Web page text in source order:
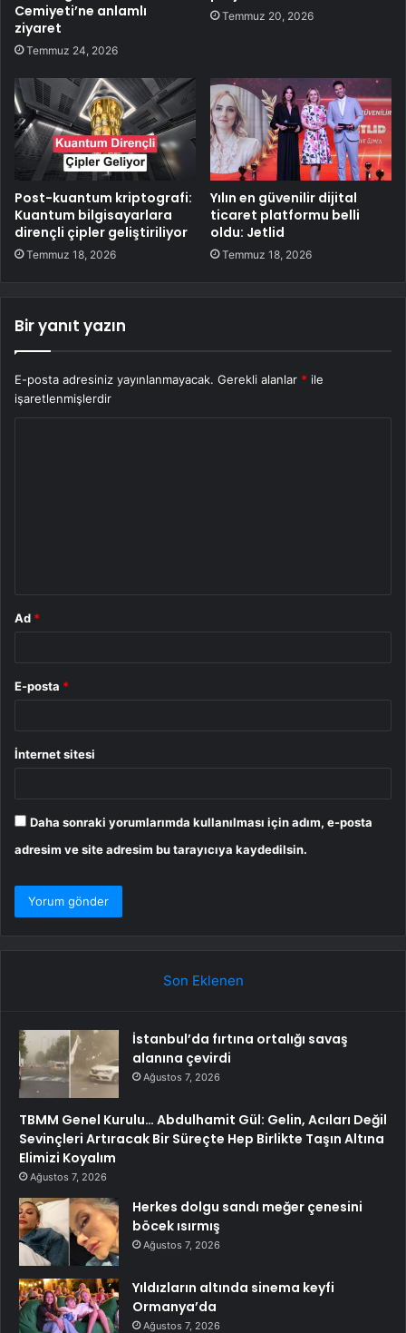
Cemiyeti’ne anlamlı
ziyaret
Temmuz 24, 2026
Temmuz 20, 2026
Post-kuantum kriptografi:
Kuantum bilgisayarlara
dirençli çipler geliştiriliyor
Temmuz 18, 2026
Yılın en güvenilir dijital
ticaret platformu belli
oldu: Jetlid
Temmuz 18, 2026
Bir yanıt yazın
E-posta adresiniz yayınlanmayacak. Gerekli alanlar * ile
işaretlenmişlerdir
Ad *
E-posta *
İnternet sitesi
Daha sonraki yorumlarımda kullanılması için adım, e-posta
adresim ve site adresim bu tarayıcıya kaydedilsin.
Son Eklenen
İstanbul’da fırtına ortalığı savaş
alanına çevirdi
Ağustos 7, 2026
TBMM Genel Kurulu… Abdulhamit Gül: Gelin, Acıları Değil
Sevinçleri Artıracak Bir Süreçte Hep Birlikte Taşın Altına
Elimizi Koyalım
Ağustos 7, 2026
Herkes dolgu sandı meğer çenesini
böcek ısırmış
Ağustos 7, 2026
Yıldızların altında sinema keyfi
Ormanya’da
Ağustos 7, 2026